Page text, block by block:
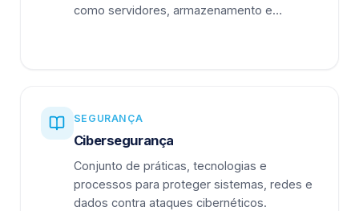
como servidores, armazenamento e
SEGURANÇA
Cibersegurança
Conjunto de práticas, tecnologias e
processos para proteger sistemas, redes e
dados contra ataques cibernéticos.